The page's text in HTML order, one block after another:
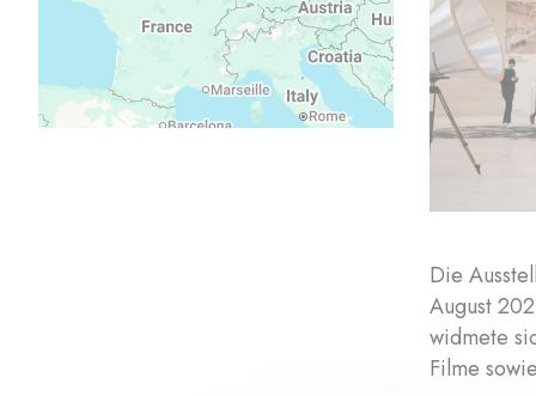
Die
August
widmete
Filme